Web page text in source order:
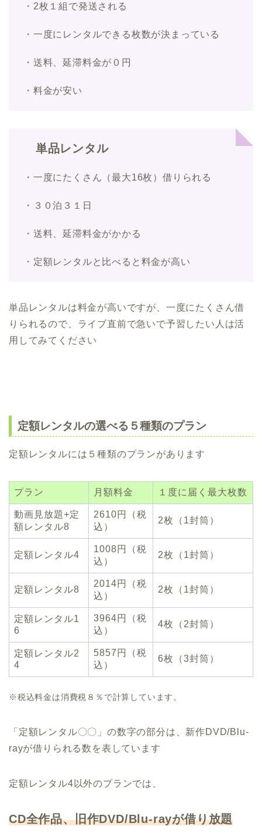
・2枚１組で発送される
・一度にレンタルできる枚数が決まっている
・送料、延滞料金が０円
・料金が安い
単品レンタル
・一度にたくさん（最大16枚）借りられる
・３０泊３１日
・送料、延滞料金がかかる
・定額レンタルと比べると料金が高い
単品レンタルは料金が高いですが、一度にたくさん借
りられるので、ライブ直前で急いで予習したい人は活
用してみてください
定額レンタルの選べる５種類のプラン
定額レンタルには５種類のプランがあります
プラン 月額料金 １度に届く最大枚数
動画見放題+定
額レンタル8
2610円（税
込）
2枚（1封筒）
定額レンタル4
1008円（税
込）
2枚（1封筒）
定額レンタル8
2014円（税
込）
2枚（1封筒）
定額レンタル1
6
3964円（税
込）
4枚（2封筒）
定額レンタル2
4
5857円（税
込）
6枚（3封筒）
※税込料金は消費税８％で計算しています。
「定額レンタル〇〇」の数字の部分は、新作DVD/Blu-
rayが借りられる数を表しています
定額レンタル4以外のプランでは、
CD全作品、旧作DVD/Blu-rayが借り放題